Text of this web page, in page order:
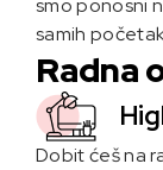
smo ponosni
samih
Radna
Dobit ćeš na